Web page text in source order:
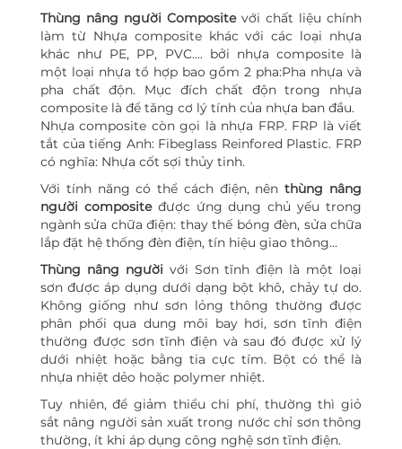
Thùng nâng người Compositevới chất liệu chính
làm từ Nhựa composite khác với các loại nhựa
khác như PE, PP, PVC…. bởi nhựa composite là
một loại nhựa tổ hợp bao gồm 2 pha:Pha nhựa và
pha chất độn. Mục đích chất độn trong nhựa
composite là để tăng cơ lý tính của nhựa ban đầu.
Nhựa composite còn gọi là nhựa FRP. FRP là viết
tắt của tiếng Anh: Fibeglass Reinfored Plastic. FRP
có nghĩa: Nhựa cốt sợi thủy tinh.
Với tính năng có thể cách điện, nênthùng nâng
người compositeđược ứng dụng chủ yếu trong
ngành sửa chữa điện: thay thế bóng đèn, sửa chữa
lắp đặt hệ thống đèn điện, tín hiệu giao thông…
Thùng nâng người với Sơn tĩnh điện là một loại
sơn được áp dụng dưới dạng bột khô, chảy tự do.
Không giống như sơn lỏng thông thường được
phân phối qua dung môi bay hơi, sơn tĩnh điện
thường được sơn tĩnh điện và sau đó được xử lý
dưới nhiệt hoặc bằng tia cực tím. Bột có thể là
nhựa nhiệt dẻo hoặc polymer nhiệt.
Tuy nhiên, để giảm thiểu chi phí, thường thì giỏ
sắt nâng người sản xuất trong nước chỉ sơn thông
thường, ít khi áp dụng công nghệ sơn tĩnh điện.